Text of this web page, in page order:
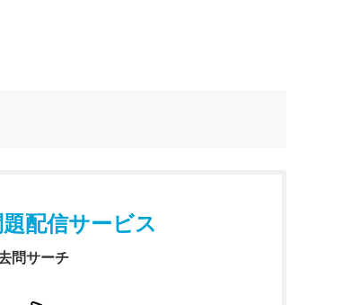
配信サービス
問サーチ